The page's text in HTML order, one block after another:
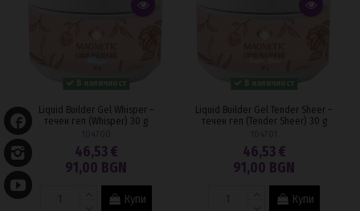
Liquid Builder Gel Whisper –
течен гел (Whisper) 30 g
46,53 €
91,00 BGN
Купи
Liquid Builder Gel Tender Sheer –
течен гел (Tender Sheer) 30 g
46,53 €
91,00 BGN
Купи